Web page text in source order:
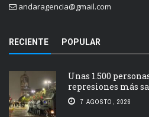
andaragencia@gmail.com
RECIENTE POPULAR
Unas 1.500
represiones más
7 AGOSTO, 2026